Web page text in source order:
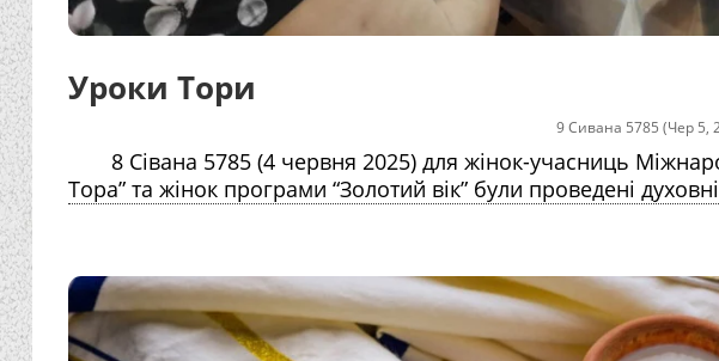
Уроки Тори
9 Сивана 5785 (Чер 5,
8 Сівана 5785 (4 червня 2025) для жінок-учасниць
Тора” та жінок програми “Золотий вік” були проведені